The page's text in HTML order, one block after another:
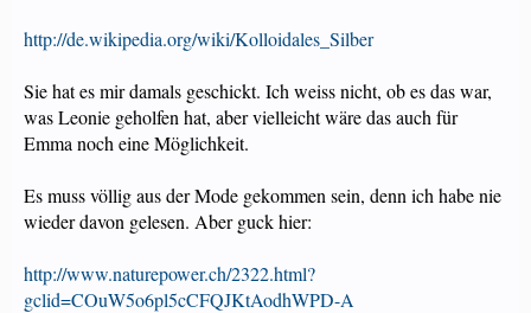
http://de.wikipedia.org/wiki/Kolloidales_Silber
Sie hat es mir damals geschickt. Ich weiss nicht, ob es das war,
was Leonie geholfen hat, aber vielleicht wäre das auch für
Emma noch eine Möglichkeit.
Es muss völlig aus der Mode gekommen sein, denn ich habe nie
wieder davon gelesen. Aber guck hier:
http://www.naturepower.ch/2322.html?
gclid=COuW5o6pl5cCFQJKtAodhWPD-A